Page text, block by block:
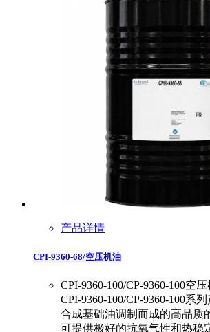
产品详情
CPI-9360-68/空压机油
CPI-9360-100/CP-9360-100空
CPI-9360-100/CP-9360-100系
合成基础油调制而成的高品质
可提供极好的抗氧气性和热稳